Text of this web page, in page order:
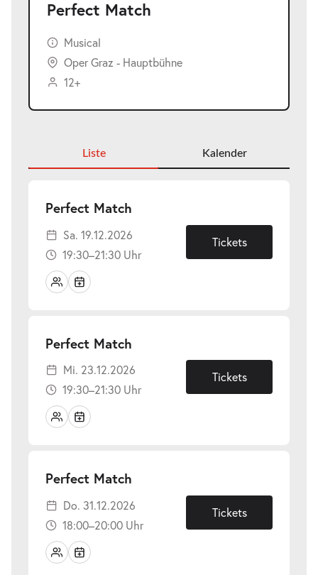
Perfect Match
Musical
Oper Graz - Hauptbühne
12+
Liste Kalender
Perfect Match
19.12.2026
Sa. 19.12.2026
19:30–21:30 Uhr
Tickets
Perfect Match
23.12.2026
Mi. 23.12.2026
19:30–21:30 Uhr
Tickets
Perfect Match
31.12.2026
Do. 31.12.2026
18:00–20:00 Uhr
Tickets